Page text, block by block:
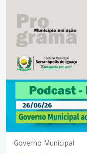
Governo Municipal